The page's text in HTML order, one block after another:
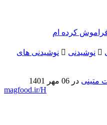
کرده ام
نوشیدنی
نوشیدنی های
متینی در 06 مهر 1401
magfood.ir/H